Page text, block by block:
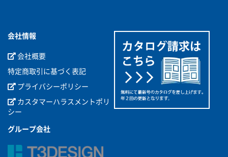
会社情報
会社概要
特定商取引に基づく表記
プライバシーポリシー
カスタマーハラスメントポリ
シー
グループ会社